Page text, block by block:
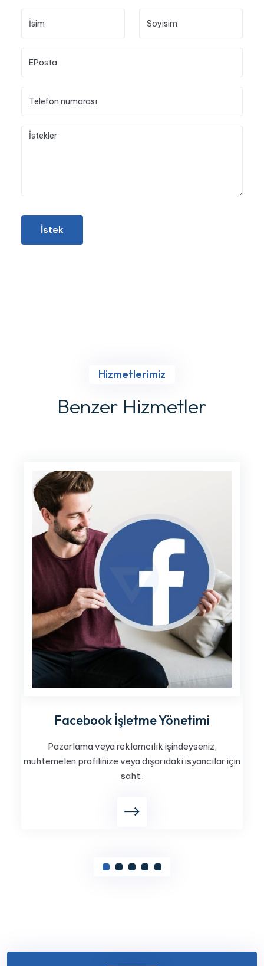
İstek
Hizmetlerimiz
Benzer Hizmetler
Facebook İşletme Yönetimi
Pazarlama veya reklamcılık işindeyseniz,
muhtemelen profilinize veya dışarıdaki isyancılar için
saht..